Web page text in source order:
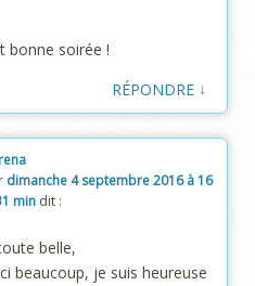
bonne soirée !
RÉPONDRE ↓
dimanche 4 septembre 2016 à 16
min dit :
belle,
beaucoup, je suis heureuse